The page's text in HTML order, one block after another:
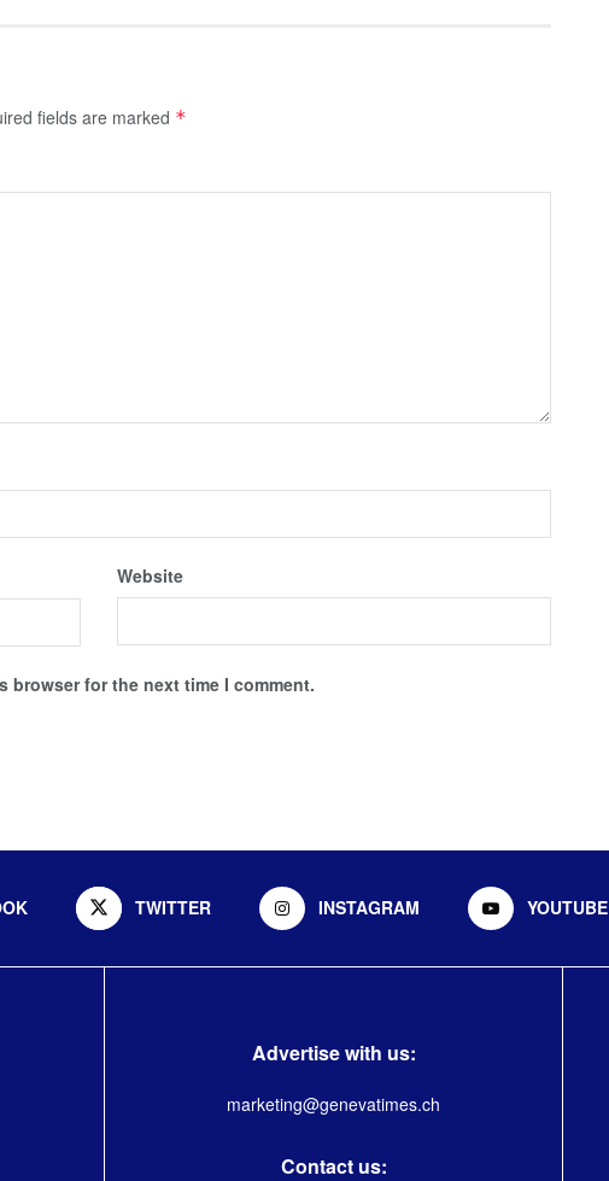
fields are marked *
Website
browser for the next time I comment.
TWITTER INSTAGRAM YOUTUBE
Advertise with us:
marketing@genevatimes.ch
Contact us: